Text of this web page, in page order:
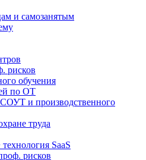
и самозанятым
рисков
обучения
по ОТ
и производственного
труда
SaaS
рисков